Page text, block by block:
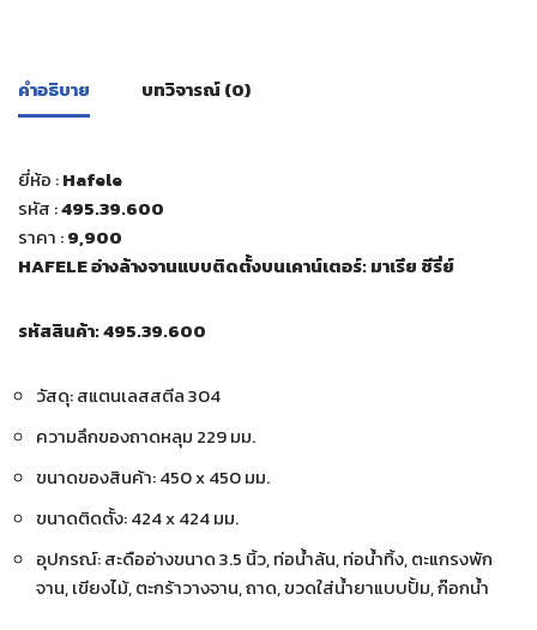
คำอธิบาย บทวิจารณ์ (0)
ยี่ห้อ :Hafele
รหัส :495.39.600
ราคา :9,900
HAFELE อ่างล้างจานแบบติดตั้งบนเคาน์เตอร์: มาเรีย ซีรี่ย์
รหัสสินค้า: 495.39.600
วัสดุ: สแตนเลสสตีล 304
ความลึกของถาดหลุม 229 มม.
ขนาดของสินค้า: 450 x 450 มม.
ขนาดติดตั้ง: 424 x 424 มม.
อุปกรณ์: สะดืออ่างขนาด 3.5 นิ้ว, ท่อน้ำล้น, ท่อน้ำทิ้ง, ตะแกรงพัก
จาน, เขียงไม้, ตะกร้าวางจาน, ถาด, ขวดใส่น้ำยาแบบปั้ม, ก๊อกน้ำ